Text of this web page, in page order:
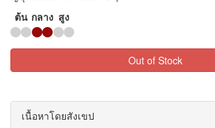
ต้น กลาง สูง
Out of Stock
เนื้อหาโดยสังเขป